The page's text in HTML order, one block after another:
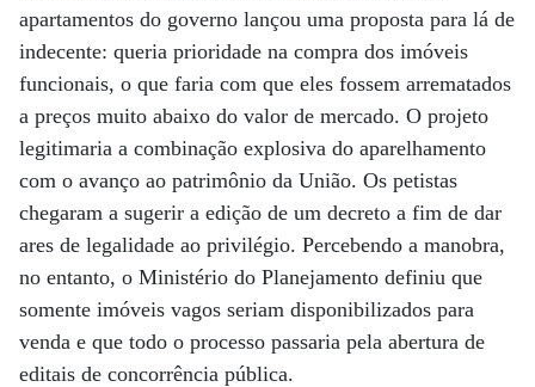
apartamentos do governo lançou uma proposta para lá de
indecente: queria prioridade na compra dos imóveis
funcionais, o que faria com que eles fossem arrematados
a preços muito abaixo do valor de mercado. O projeto
legitimaria a combinação explosiva do aparelhamento
com o avanço ao patrimônio da União. Os petistas
chegaram a sugerir a edição de um decreto a fim de dar
ares de legalidade ao privilégio. Percebendo a manobra,
no entanto, o Ministério do Planejamento definiu que
somente imóveis vagos seriam disponibilizados para
venda e que todo o processo passaria pela abertura de
editais de concorrência pública.